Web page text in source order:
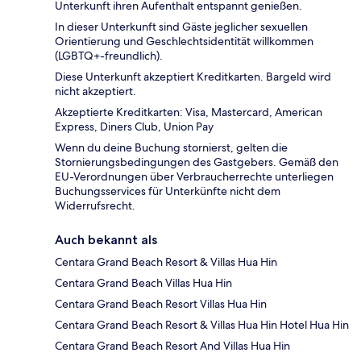
Unterkunft ihren Aufenthalt entspannt genießen.
In dieser Unterkunft sind Gäste jeglicher sexuellen
Orientierung und Geschlechtsidentität willkommen
(LGBTQ+-freundlich).
Diese Unterkunft akzeptiert Kreditkarten. Bargeld wird
nicht akzeptiert.
Akzeptierte Kreditkarten: Visa, Mastercard, American
Express, Diners Club, Union Pay
Wenn du deine Buchung stornierst, gelten die
Stornierungsbedingungen des Gastgebers. Gemäß den
EU-Verordnungen über Verbraucherrechte unterliegen
Buchungsservices für Unterkünfte nicht dem
Widerrufsrecht.
Auch bekannt als
Centara Grand Beach Resort & Villas Hua Hin
Centara Grand Beach Villas Hua Hin
Centara Grand Beach Resort Villas Hua Hin
Centara Grand Beach Resort & Villas Hua Hin Hotel Hua Hin
Centara Grand Beach Resort And Villas Hua Hin